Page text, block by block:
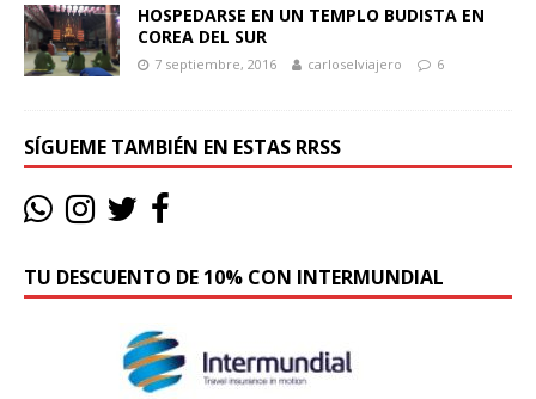
HOSPEDARSE EN UN TEMPLO BUDISTA EN
COREA DEL SUR
7 septiembre, 2016 carloselviajero 6
SÍGUEME TAMBIÉN EN ESTAS RRSS
TU DESCUENTO DE 10% CON INTERMUNDIAL